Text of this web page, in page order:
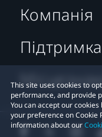
This site uses cookies to
performance, and provide
You can accept our
your preference on Cookie
information about our
Компанія
Підтримка